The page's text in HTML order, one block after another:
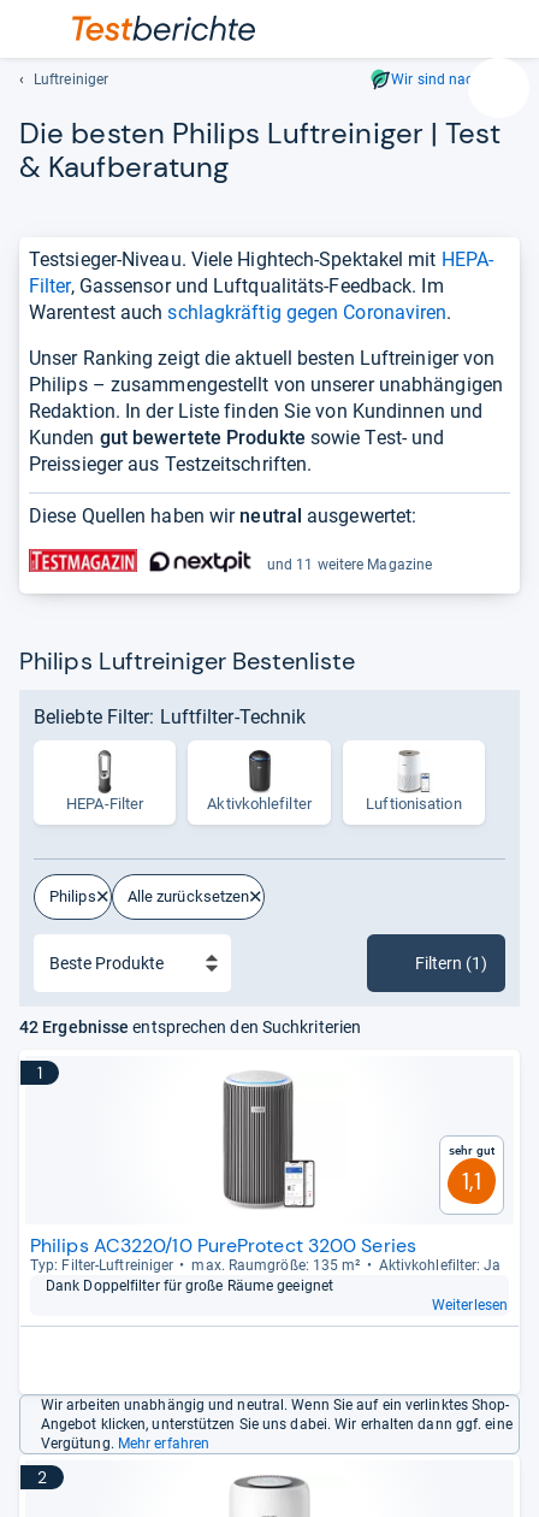
Geben
ein.
und
lassen
sich
Luftreiniger Wir sind nachhaltig
Die bes­ten Phi­lips Luftrei­ni­ger | Test
& Kauf­be­ra­tung
Testsieger-Niveau. Viele Hightech-Spektakel mit HEPA-
Filter, Gassensor und Luftqualitäts-Feedback. Im
Warentest auchschlagkräftig gegen Coronaviren.
Unser Ranking zeigt die aktuell besten Luftreiniger von
Philips – zusammengestellt von unserer unabhängigen
Redaktion. In der Liste finden Sie von Kundinnen und
Kunden gut bewertete Produkte sowie Test- und
Preissieger aus Testzeitschriften.
Diese Quellen haben wir neutral ausgewertet:
und 11 weitere Magazine
Philips Luftreiniger Bestenliste
Beliebte Filter: Luftfilter-Technik
HEPA-​Fil­ter Aktiv­koh­le­fil­ter Luf­tio­ni­sa­tion
Philips Alle zurücksetzen
Filtern (1)
42 Ergebnisse entsprechen den Suchkriterien
1
Sehr gut
1,1
Philips AC3220/10 PureProtect 3200 Series
Typ: Fil­ter-​Luftrei­ni­ger max. Raum­größe: 135 m²
Aktiv­koh­le­fil­ter: Ja
Dank Dop­pel­fil­ter für große Räume geeig­net
Weiterlesen
Wir arbeiten unabhängig und neutral. Wenn Sie auf ein verlinktes Shop-
Angebot klicken, unterstützen Sie uns dabei. Wir erhalten dann ggf. eine
Vergütung. Mehr erfahren
2